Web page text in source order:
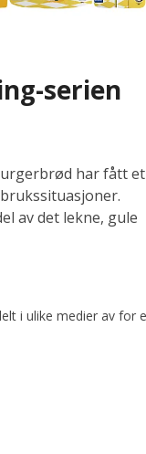
serien
har fått et
av det lekne, gule
i ulike medier av